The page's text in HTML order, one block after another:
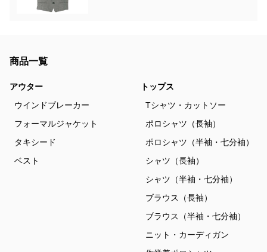
商品一覧
アウター
ウインドブレーカー
フォーマルジャケット
タキシード
ベスト
トップス
Tシャツ・カットソー
ポロシャツ（長袖）
ポロシャツ（半袖・七分袖）
シャツ（長袖）
シャツ（半袖・七分袖）
ブラウス（長袖）
ブラウス（半袖・七分袖）
ニット・カーディガン